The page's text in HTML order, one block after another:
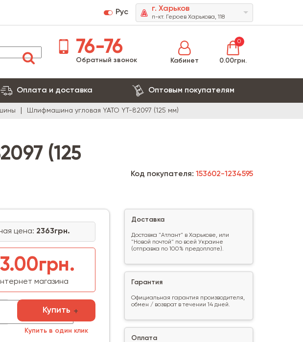
Рус г. Харьков
п-кт. Героев Харькова, 118
76-76
Обратный звонок Кабинет
0
0.00грн.
Оплата и доставка Оптовым покупателям
Шлифмашина угловая YATO YT-82097 (125 мм)
(125
цена: 2363грн.
магазина
Купить
Купить в один клик
Код покупателя: 153602-1234595
Доставка
Доставка "Атлант" в Харькове, или
"Новой почтой" по всей Украине
(отправка по 100% предоплате).
Гарантия
Официальная гарантия производителя,
обмен / возврат в течении 14 дней.
Оплата